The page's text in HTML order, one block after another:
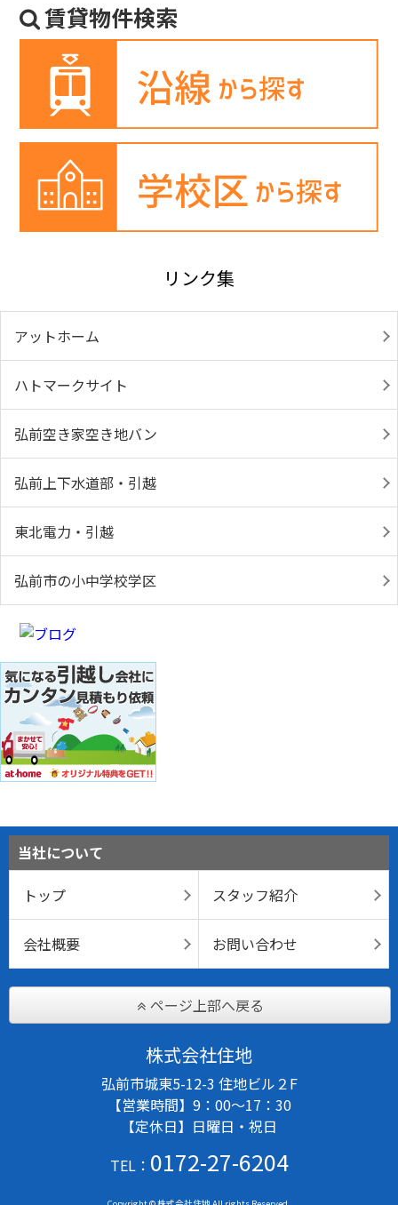
賃貸物件検索
リンク集
アットホーム
ハトマークサイト
弘前空き家空き地バン
弘前上下水道部・引越
東北電力・引越
弘前市の小中学校学区
当社について
トップ
スタッフ紹介
会社概要 お問い合わせ
ページ上部へ戻る
株式会社住地
弘前市城東5-12-3 住地ビル２F
【営業時間】9：00～17：30
【定休日】日曜日・祝日
TEL： 0172-27-6204